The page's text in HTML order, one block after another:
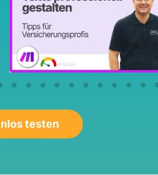
testen